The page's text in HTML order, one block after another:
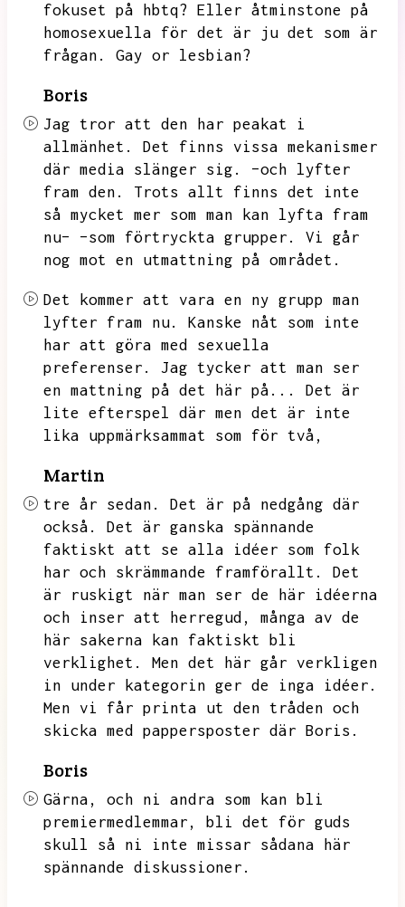
fokuset på hbtq? Eller åtminstone på
homosexuella för det är ju det som är
frågan.
Gay or lesbian?
Boris
Jag tror att den har peakat i
allmänhet.
Det finns vissa mekanismer
där media slänger sig.
–och lyfter
fram den.
Trots allt finns det inte
så mycket mer som man kan lyfta fram
nu– –som förtryckta grupper.
Vi går
nog mot en utmattning på området.
Det kommer att vara en ny grupp man
lyfter fram nu.
Kanske nåt som inte
har att göra med sexuella
preferenser.
Jag tycker att man ser
en mattning på det här på...
Det är
lite efterspel där men det är inte
lika uppmärksammat som för två,
Martin
tre år sedan.
Det är på nedgång där
också.
Det är ganska spännande
faktiskt att se alla idéer som folk
har och skrämmande framförallt.
Det
är ruskigt när man ser de här idéerna
och inser att herregud,
många av de
här sakerna kan faktiskt bli
verklighet.
Men det här går verkligen
in under kategorin ger de inga idéer.
Men vi får printa ut den tråden och
skicka med pappersposter där Boris.
Boris
Gärna,
och ni andra som kan bli
premiermedlemmar,
bli det för guds
skull så ni inte missar sådana här
spännande diskussioner.